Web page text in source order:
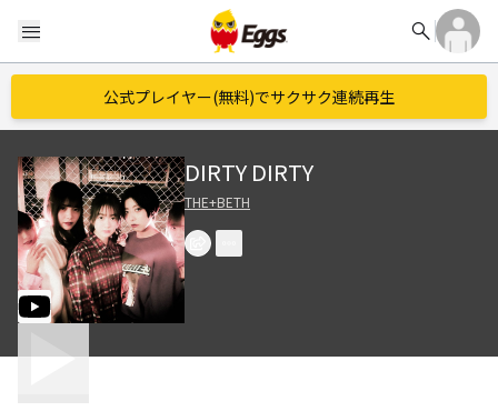
menu search
公式プレイヤー(無料)でサクサク連続再生
DIRTY DIRTY
THE+BETH